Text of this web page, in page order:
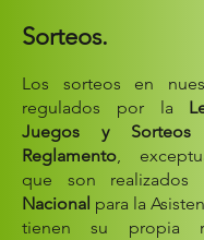
Sorteos.
Los sorteos en
regulados por la
Juegos y Sorteos
Reglamento,
que son
Nacional para la
tienen su propia